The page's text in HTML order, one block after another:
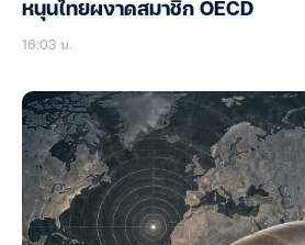
หนุนไทยผงาดสมาชิก OECD
16:03 น.